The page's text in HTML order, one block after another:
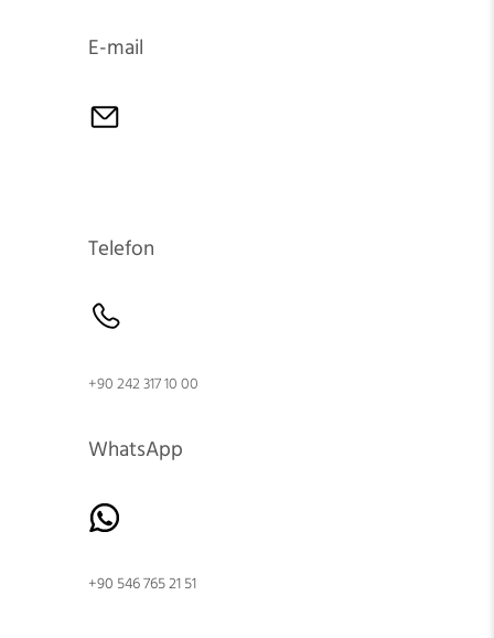
E-mail
Telefon
+90 242 317 10 00
WhatsApp
+90 546 765 21 51